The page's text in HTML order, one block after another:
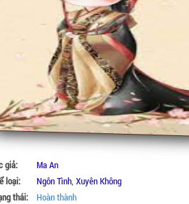
giả:
Ma An
loại:
Ngôn Tình, Xuyên Không
thái:
Hoàn thành